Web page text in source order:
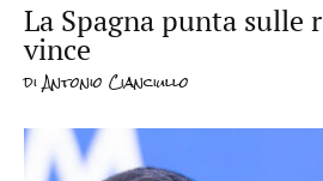
La Spagna punta sulle
vince
diAntonio Cianciullo